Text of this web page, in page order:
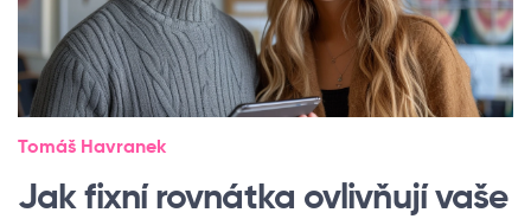
Tomáš Havranek
Jak fixní rovnátka ovlivňují vaše